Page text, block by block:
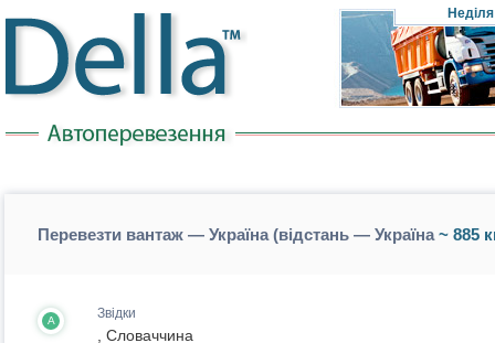
Неділя
Перевезти вантаж — Україна (відстань — Україна~ 885
A Звідки